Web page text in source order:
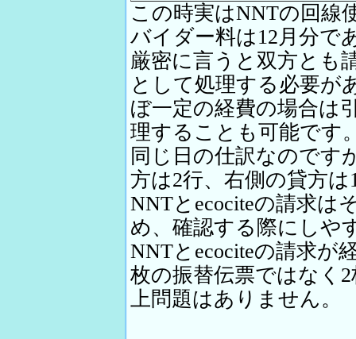
この時実はNNTの回線
バイダー料は12月分で
厳密に言うと双方とも
として処理する必要が
ぼ一定の経費の場合は
理することも可能です
同じ日の仕訳なのです
方は2行、右側の貸方
NNTとecociteの請求は
め、確認する際にしや
NNTとecociteの請求が
枚の振替伝票ではなく
上問題はありません。